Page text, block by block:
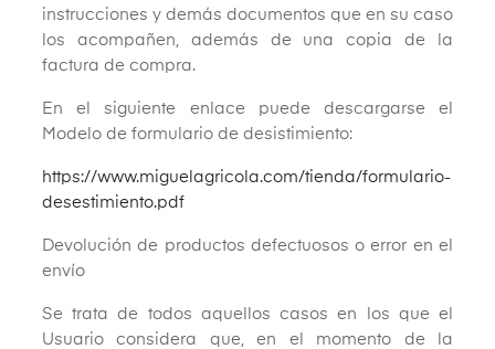
instrucciones y demás documentos que en su caso
los acompañen, además de una copia de la
factura de compra.
En el siguiente enlace puede descargarse el
Modelo de formulario de desistimiento:
https://www.miguelagricola.com/tienda/formulario-
desestimiento.pdf
Devolución de productos defectuosos o error en el
envío
Se trata de todos aquellos casos en los que el
Usuario considera que, en el momento de la